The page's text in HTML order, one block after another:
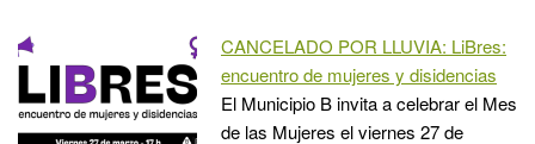
CANCELADO POR LLUVIA: LiBres:
encuentro de mujeres y disidencias
El Municipio B invita a celebrar el Mes
de las Mujeres el viernes 27 de